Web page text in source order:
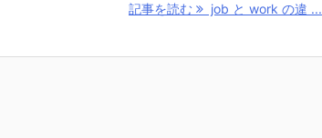
記事を読む job と work の違 ...